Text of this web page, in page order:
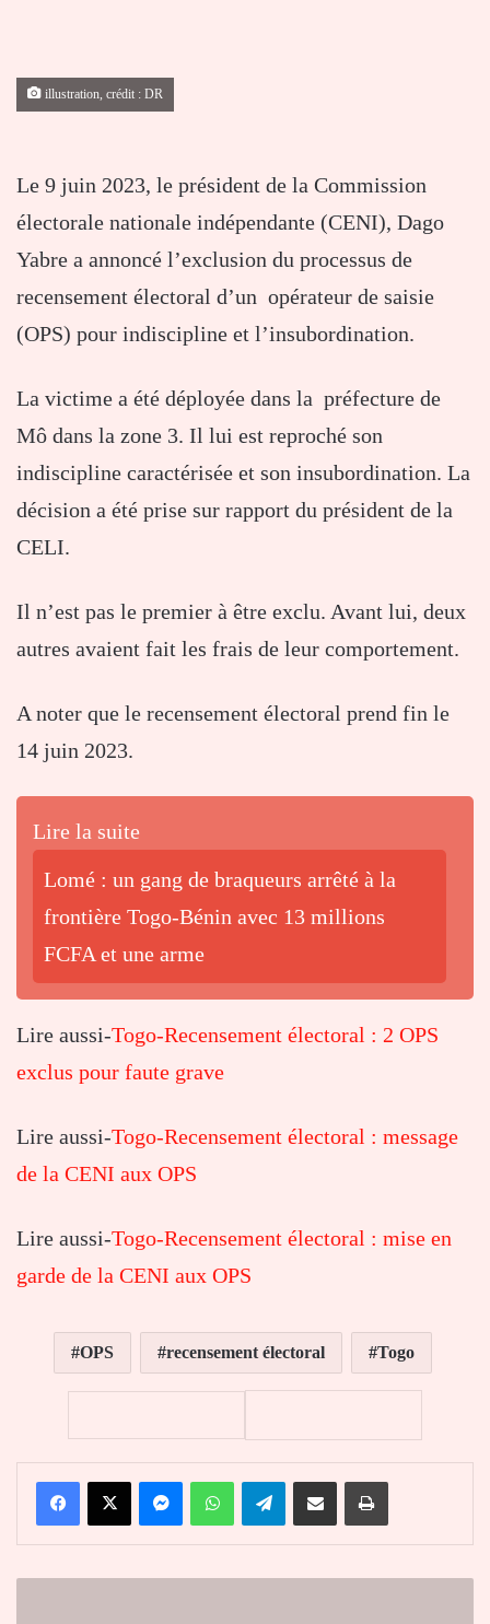
illustration, crédit : DR
Le 9 juin 2023, le président de la Commission
électorale nationale indépendante (CENI), Dago
Yabre a annoncé l’exclusion du processus de
recensement électoral d’un opérateur de saisie
(OPS) pour indiscipline et l’insubordination.
La victime a été déployée dans la préfecture de
Mô dans la zone 3. Il lui est reproché son
indiscipline caractérisée et son insubordination. La
décision a été prise sur rapport du président de la
CELI.
Il n’est pas le premier à être exclu. Avant lui, deux
autres avaient fait les frais de leur comportement.
A noter que le recensement électoral prend fin le
14 juin 2023.
Lire la suite
Lomé : un gang de braqueurs arrêté à la
frontière Togo-Bénin avec 13 millions
FCFA et une arme
Lire aussi-Togo-Recensement électoral : 2 OPS
exclus pour faute grave
Lire aussi-Togo-Recensement électoral : message
de la CENI aux OPS
Lire aussi-Togo-Recensement électoral : mise en
garde de la CENI aux OPS
OPS recensement électoral Togo
FacebookX MessengerWhatsAppTelegramPartager par email Imprimer